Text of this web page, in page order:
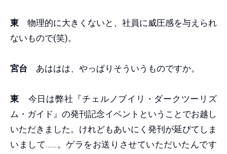
東 物理的に大きくないと、社員に威圧感を与えられ
ないもので(笑)。
宮台 あははは、やっぱりそういうものですか。
東 今日は弊社『チェルノブイリ・ダークツーリズ
ム・ガイド』の発刊記念イベントということでお越し
いただきました。けれどもあいにく発刊が延びてしま
いまして……。ゲラをお送りさせていただいたんです